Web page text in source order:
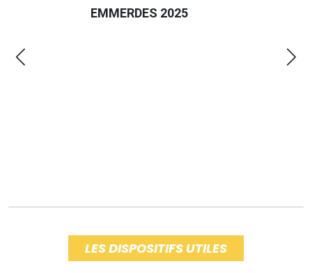
EMMERDES 2025
LES DISPOSITIFS UTILES